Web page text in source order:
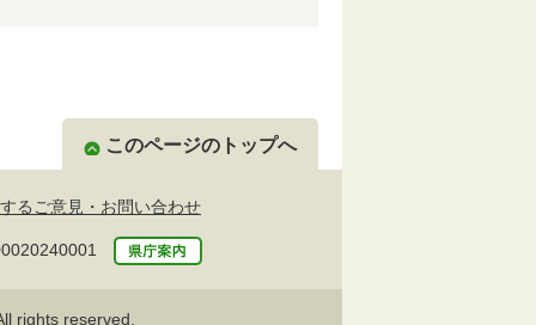
このページのトップへ
るご意見・お問い合わせ
rights reserved.